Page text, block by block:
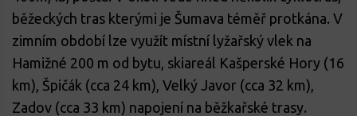
běžeckých tras kterými je Šumava téměř protkána. V
zimním období lze využít místní lyžařský vlek na
Hamižné 200 m od bytu, skiareál Kašperské Hory (16
km), Špičák (cca 24 km), Velký Javor (cca 32 km),
Zadov (cca 33 km) napojení na běžkařské trasy.